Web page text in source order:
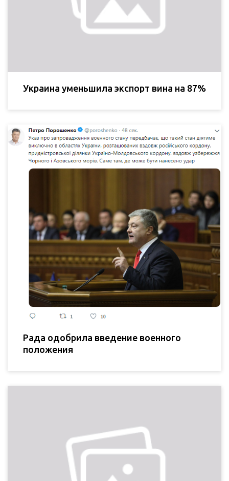
Украина уменьшила экспорт вина на 87%
Рада одобрила введение военного
положения